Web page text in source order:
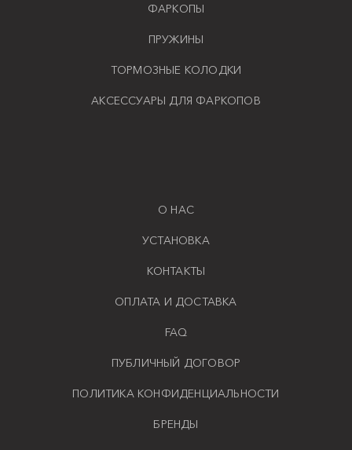
ФАРКОПЫ
ПРУЖИНЫ
ТОРМОЗНЫЕ КОЛОДКИ
АКСЕССУАРЫ ДЛЯ ФАРКОПОВ
О НАС
УСТАНОВКА
КОНТАКТЫ
ОПЛАТА И ДОСТАВКА
FAQ
ПУБЛИЧНЫЙ ДОГОВОР
ПОЛИТИКА КОНФИДЕНЦИАЛЬНОСТИ
БРЕНДЫ